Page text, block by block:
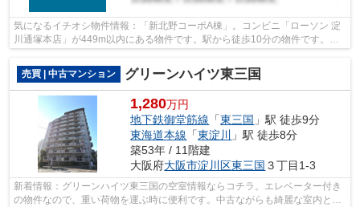
気になるイチオシ物件情報：「新北野コーポA棟」。コンビニ「ローソン 淀
川通塚本店」が449m以内にある物件です。駅から徒歩10分の物件です。お
客様の条件にマッチした物件をお求めな...
売買 | 中古マンション
グリーンハイツ東三国
1,280万円
地下鉄御堂筋線 「東三国 」駅 徒歩9分
東海道本線 「東淀川 」駅 徒歩8分
築53年 / 11階建
大阪府大阪市淀川区東三国 ３丁目1-3
新着情報：グリーンハイツ東三国の空室情報ならコチラ。エレベーター付き
の物件なので、重い荷物を運ぶ時に便利です。中古ながらも綺麗な室内と魅